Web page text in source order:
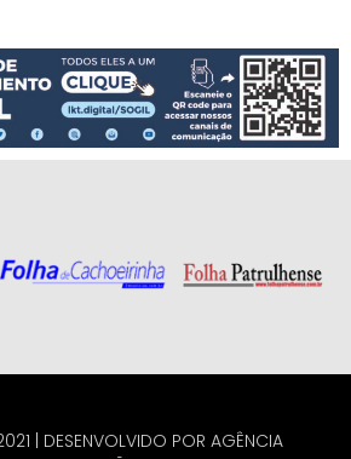
| DESENVOLVIDO POR AGÊNCIA